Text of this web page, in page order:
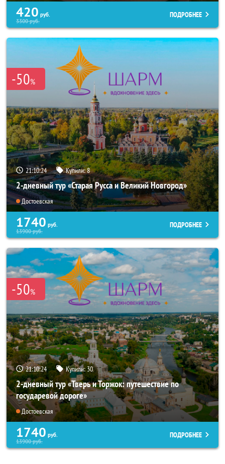
420 руб.
3300руб.
ПОДРОБНЕЕ
-50%
21:10:23 Купили:8
2-дневный тур «Старая Русса и Великий Новгород»
Достоевская
1740 руб.
13900руб.
ПОДРОБНЕЕ
-50%
21:10:23 Купили:30
2-дневный тур «Тверь и Торжок: путешествие по
государевой дороге»
Достоевская
1740 руб.
13900руб.
ПОДРОБНЕЕ